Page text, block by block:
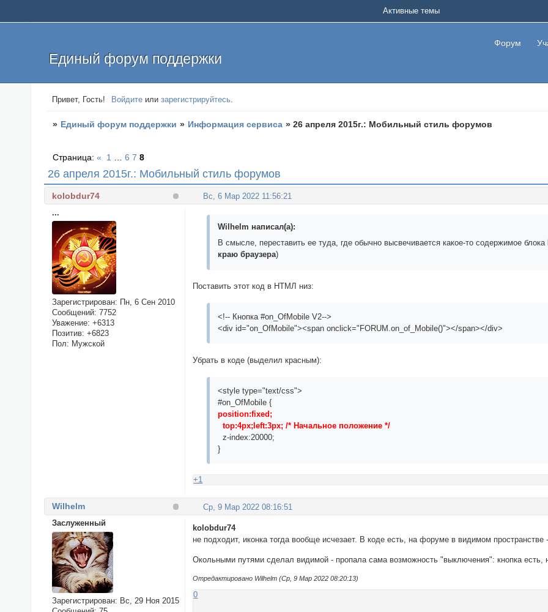
Единый форум поддержки
Форум
Активные темы
Привет, Гость! Войдите илизарегистрируйтесь.
» Единый форум поддержки » Информация сервиса »26 апреля 2015г.: Мобильный стиль форумов
26 апреля 2015г.: Мобильный стиль форумов
Страница:« 1 6 7 8
Вс, 6 Мар 2022 11:56:21
kolobdur74
...
Зарегистрирован: Пн, 6 Сен 2010
Сообщений: 7752
Уважение: +6313
Позитив: +6823
Пол: Мужской
Wilhelm написал(а):
В смысле, переставить ее туда, где обычно высвечивается какое-то содержимое
краю браузера)
Поставить этот код в НТМЛ низ:
<!-- Кнопка #on_OfMobile V2-->
<div id="on_OfMobile"><span onclick="FORUM.on_of_Mobile()"></span></div>
Убрать в коде (выделил красным):
<style type="text/css">
#on_OfMobile {
position:fixed;
top:4px;left:3px; /* Начальное положение */
z-index:20000;
}
+1
Ср, 9 Мар 2022 08:16:51
Wilhelm
Заслуженный
Зарегистрирован: Вс, 29 Ноя 2015
kolobdur74
не подходит, иконка тогда вообще исчезает. В коде есть, на форуме в видимом пространстве
Окольными путями сделал видимой - пропала сама возможность "выключения": кнопка есть,
Отредактировано Wilhelm (Ср, 9 Мар 2022 08:20:13)
0